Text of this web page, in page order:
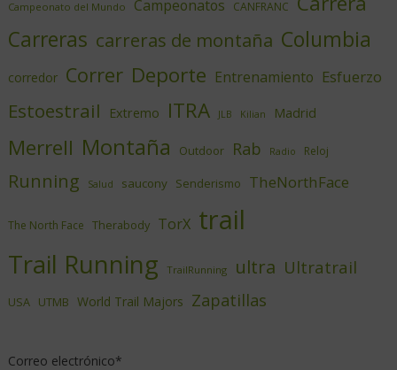
Campeonato del Mundo Campeonatos CANFRANC
Carreras carreras de montaña Columbia
corredor Correr Deporte Entrenamiento Esfuerzo
Estoestrail Extremo ITRA JLB Kilian Madrid
Merrell Montaña Outdoor Rab Radio Reloj
Running Salud saucony Senderismo TheNorthFace
The North Face Therabody TorX trail
Trail Running TrailRunning ultra Ultratrail
USA UTMB World Trail Majors Zapatillas
Correo electrónico*